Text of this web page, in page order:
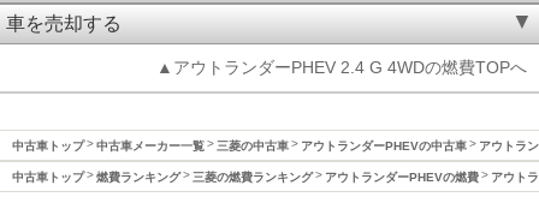
車を売却する
▲アウトランダーPHEV 2.4 G 4WDの燃費TOPへ
中古車トップ 中古車メーカー一覧 三菱の中古車 アウトランダーPHEVの中古車 アウトラ
中古車トップ 燃費ランキング 三菱の燃費ランキング アウトランダーPHEVの燃費 アウト